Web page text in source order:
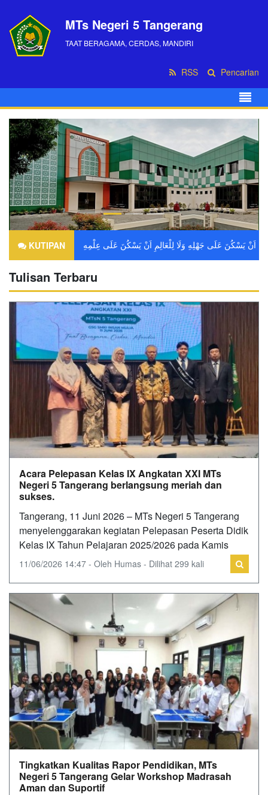
MTs Negeri 5 Tangerang
TAAT BERAGAMA, CERDAS, MANDIRI
RSS Pencarian
KUTIPAN
Tulisan Terbaru
Acara Pelepasan Kelas IX Angkatan XXI MTs
Negeri 5 Tangerang berlangsung meriah dan
sukses.
Tangerang, 11 Juni 2026 – MTs Negeri 5 Tangerang
menyelenggarakan kegiatan Pelepasan Peserta Didik
Kelas IX Tahun Pelajaran 2025/2026 pada Kamis
11/06/2026 14:47 - Oleh Humas - Dilihat 299 kali
Tingkatkan Kualitas Rapor Pendidikan, MTs
Negeri 5 Tangerang Gelar Workshop Madrasah
Aman dan Suportif